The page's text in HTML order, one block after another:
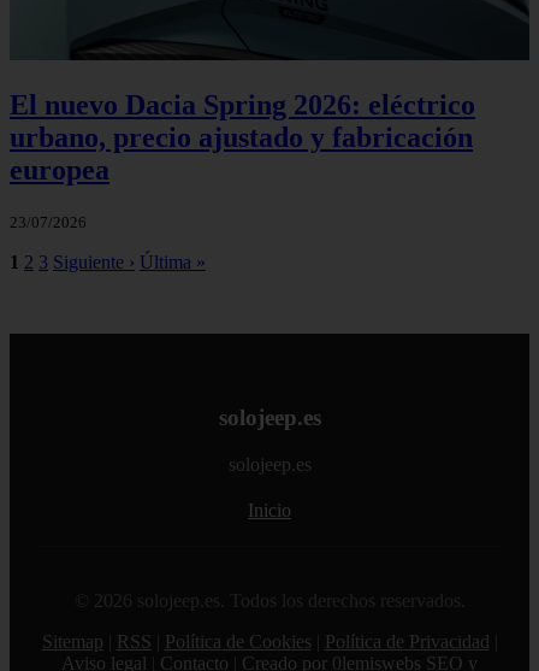
El nuevo Dacia Spring 2026: eléctrico
urbano, precio ajustado y fabricación
europea
23/07/2026
1 2 3 Siguiente › Última »
solojeep.es
solojeep.es
Inicio
© 2026 solojeep.es. Todos los derechos reservados.
Sitemap
RSS Política de Cookies Política de Privacidad
Aviso legal
Contacto Creado por 0lemiswebs SEO y